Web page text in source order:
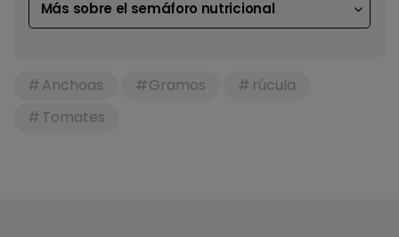
Más sobre el semáforo nutricional
Anchoas Gramos
rúcula
Tomates